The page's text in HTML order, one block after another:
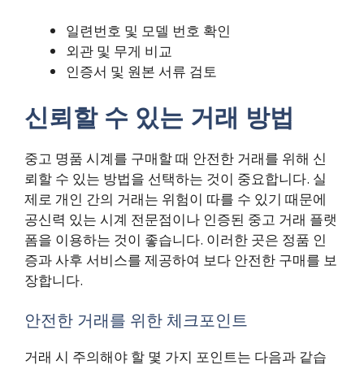
일련번호 및 모델 번호 확인
외관 및 무게 비교
인증서 및 원본 서류 검토
신뢰할 수 있는 거래 방법
중고 명품 시계를 구매할 때 안전한 거래를 위해 신
뢰할 수 있는 방법을 선택하는 것이 중요합니다. 실
제로 개인 간의 거래는 위험이 따를 수 있기 때문에
공신력 있는 시계 전문점이나 인증된 중고 거래 플랫
폼을 이용하는 것이 좋습니다. 이러한 곳은 정품 인
증과 사후 서비스를 제공하여 보다 안전한 구매를 보
장합니다.
안전한 거래를 위한 체크포인트
거래 시 주의해야 할 몇 가지 포인트는 다음과 같습